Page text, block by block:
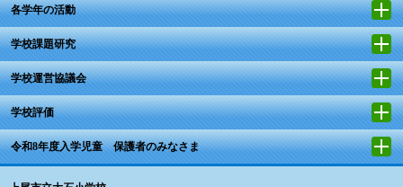
各学年の活動
学校課題研究
学校運営協議会
学校評価
令和8年度入学児童 保護者のみなさま